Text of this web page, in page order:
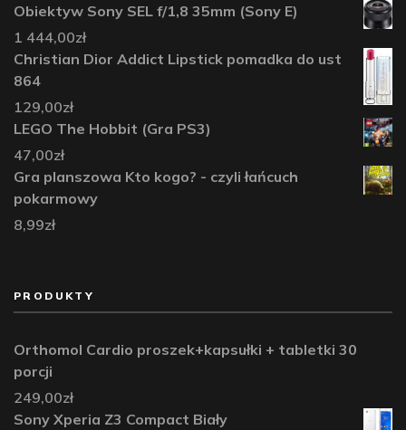
Obiektyw Sony SEL f/1,8 35mm (Sony E)
1 444,00zł
Christian Dior Addict Lipstick pomadka do ust
864
129,00zł
LEGO The Hobbit (Gra PS3)
47,00zł
Gra planszowa Kto kogo? - czyli łańcuch
pokarmowy
8,99zł
PRODUKTY
Orthomol Cardio proszek+kapsułki + tabletki 30
porcji
249,00zł
Sony Xperia Z3 Compact Biały